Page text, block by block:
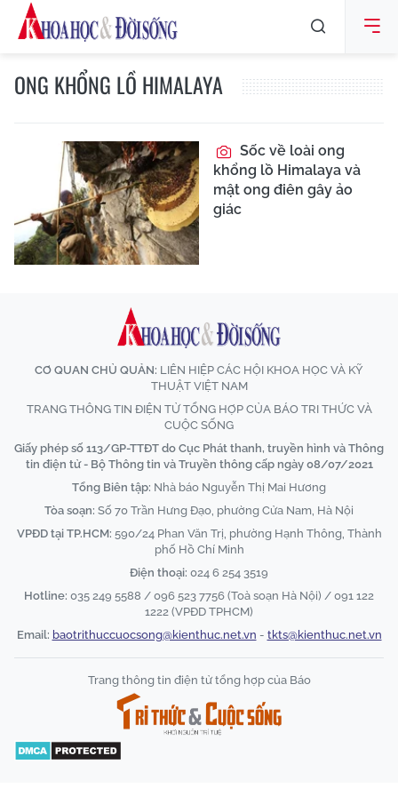
ONG KHỔNG LỒ HIMALAYA
Sốc về loài ong
khổng lồ Himalaya và
mật ong điên gây ảo
giác
CƠ QUAN CHỦ QUẢN: LIÊN HIỆP CÁC HỘI KHOA HỌC VÀ KỸ
THUẬT VIỆT NAM
TRANG THÔNG TIN ĐIỆN TỬ TỔNG HỢP CỦA BÁO TRI THỨC VÀ
CUỘC SỐNG
Giấy phép số 113/GP-TTĐT do Cục Phát thanh, truyền hình và Thông
tin điện tử - Bộ Thông tin và Truyền thông cấp ngày 08/07/2021
Tổng Biên tập: Nhà báo Nguyễn Thị Mai Hương
Tòa soạn: Số 70 Trần Hưng Đạo, phường Cửa Nam, Hà Nội
VPĐD tại TP.HCM: 590/24 Phan Văn Trị, phường Hạnh Thông, Thành
phố Hồ Chí Minh
Điện thoại: 024 6 254 3519
Hotline: 035 249 5588 / 096 523 7756 (Toà soạn Hà Nội) / 091 122
1222 (VPĐD TPHCM)
Email: baotrithuccuocsong@kienthuc.net.vn - tkts@kienthuc.net.vn
Trang thông tin điện tử tổng hợp của Báo